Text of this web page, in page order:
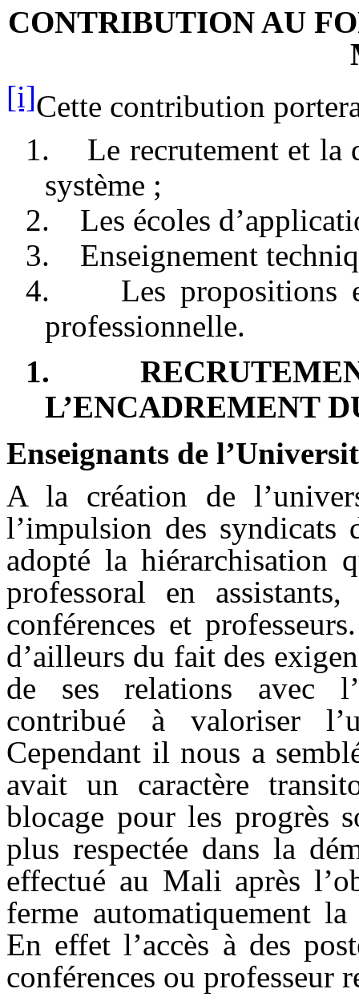
CONTRIBUTION AU
[i]Cette contribution
1.
Le recrutement et la
système ;
2.
Les écoles
3.
Enseignement
4.
Les propositions
professionnelle.
1.
L’ENCADREMENT
Enseignants de
A la création de
l’impulsion des syndicats
adopté la hiérarchisation
professoral en assistants,
conférences et
d’ailleurs du fait des
de ses relations avec
contribué à valoriser
Cependant il nous a
avait un caractère
blocage pour les progrès
plus respectée dans la
effectué au Mali après
ferme automatiquement
En effet l’accès à des
conférences ou professeur